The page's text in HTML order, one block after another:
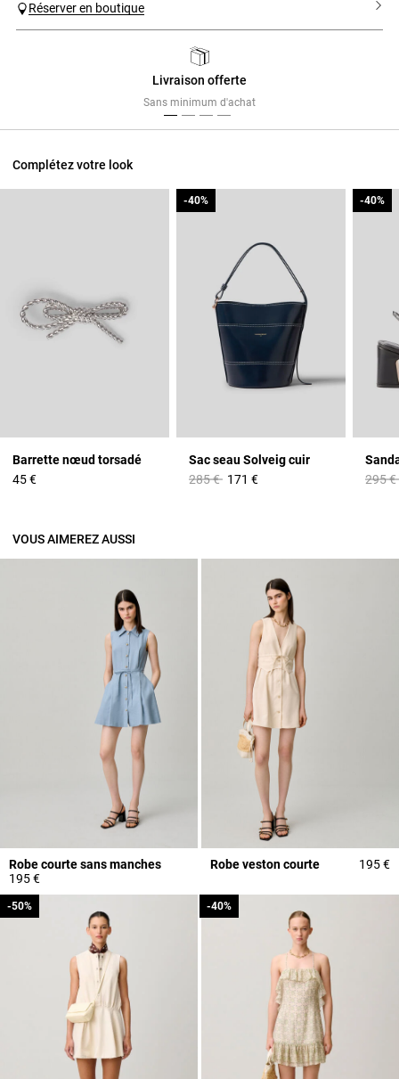
Réserver en boutique
Livraison offerte
Sans minimum d'achat
Complétez votre look
Barrette nœud torsadé
45 €
Sac seau Solveig cuir
Prix réduit à partir de
285 €à
-40%
171 €
-40%
Prix
295 €
-40%
-40%
VOUS AIMEREZ AUSSI
Robe courte sans manches
195 €
Robe veston courte 195 €
-50%
-50% -40%
-40%